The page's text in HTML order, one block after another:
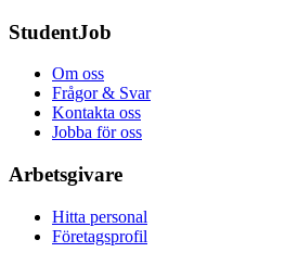
StudentJob
Om oss
Frågor & Svar
Kontakta oss
Jobba för oss
Arbetsgivare
Hitta personal
Företagsprofil